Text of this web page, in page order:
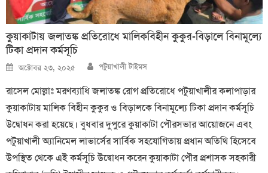
কুয়াকাটায় জলাতঙ্ক প্রতিরোধে মালিকবিহীন কুকুর-বিড়ালে বিনামূল্যে
টিকা প্রদান কর্মসূচি
Posted
on
অক্টোবর ২৩, ২০২৫ Author
পটুয়াখালী টাইমস
রাসেল মোল্লাঃ মরণব্যাধি জলাতঙ্ক রোগ প্রতিরোধে পটুয়াখালীর কলাপাড়ার
কুয়াকাটায় মালিক বিহীন কুকুর ও বিড়ালকে বিনামূল্যে টিকা প্রদান কর্মসূচি
উদ্বোধন করা হয়েছে। বুধবার দুপুরে কুয়াকাটা পৌরসভার আয়োজনে এবং
পটুয়াখালী অ্যানিমেল লাভার্সের সার্বিক সহযোগিতায় প্রধান অতিথি হিসেবে
উপস্থিত থেকে এই কর্মসূচি উদ্বোধন করেন কুয়াকাটা পৌর প্রশাসক সহকারী